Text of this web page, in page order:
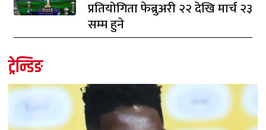
प्रतियोगिता फेब्रुअरी २२ देखि मार्च २३
सम्म हुने
ट्रेन्डिङ